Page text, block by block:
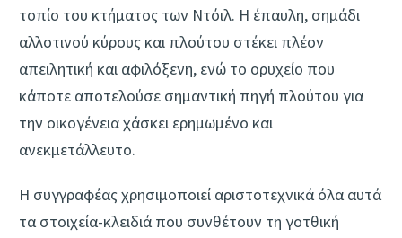
τοπίο του κτήματος των Ντόιλ. Η έπαυλη, σημάδι
αλλοτινού κύρους και πλούτου στέκει πλέον
απειλητική και αφιλόξενη, ενώ το ορυχείο που
κάποτε αποτελούσε σημαντική πηγή πλούτου για
την οικογένεια χάσκει ερημωμένο και
ανεκμετάλλευτο.
Η συγγραφέας χρησιμοποιεί αριστοτεχνικά όλα αυτά
τα στοιχεία-κλειδιά που συνθέτουν τη γοτθική